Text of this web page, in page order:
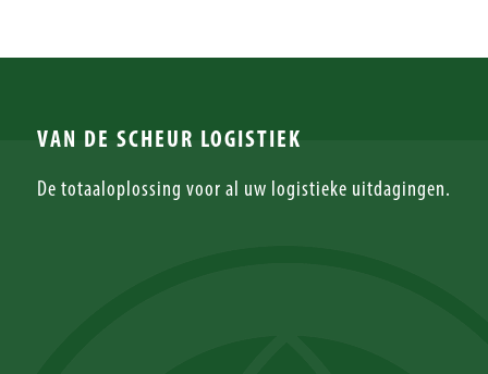
VAN DE SCHEUR LOGISTIEK
De totaaloplossing voor al uw logistieke uitdagingen.